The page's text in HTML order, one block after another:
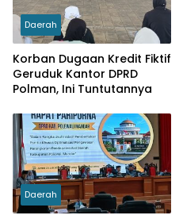
Daerah
Korban Dugaan Kredit Fiktif
Geruduk Kantor DPRD
Polman, Ini Tuntutannya
Daerah